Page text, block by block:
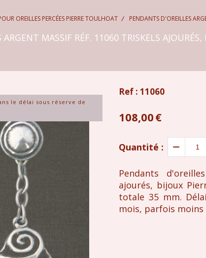
OREILLES PERCÉES PIERRE TOULHOAT PENDANTS D'OREILLES
MASSIF RÉF. 11060 TRISKELS
le délai sous réserve de
Ref : 11060
108,00€
Quantité :
Pendants
ajourés, bijoux
totale 35 mm.
mois, parfois